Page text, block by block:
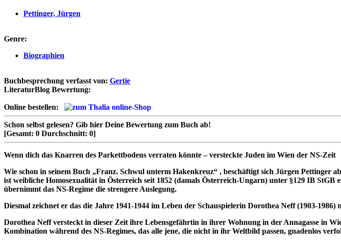
Pettinger, Jürgen
Genre:
Biographien
Buchbesprechung verfasst von: Gertie
LiteraturBlog Bewertung:
Online bestellen:
Schon selbst gelesen? Gib hier Deine Bewertung zum Buch ab!
[Gesamt: 0 Durchschnitt: 0]
Wenn dich das Knarren des Parkettbodens verraten könnte – versteckte Juden im Wien der NS-Zeit
Wie schon in seinem Buch „Franz. Schwul unterm Hakenkreuz“ , beschäftigt sich Jürgen Pettinger
ist weibliche Homosexualität in Österreich seit 1852 (damals Österreich-Ungarn) unter §129 IB
übernimmt das NS-Regime die strengere Auslegung.
Diesmal zeichnet er das die Jahre 1941-1944 im Leben der Schauspielerin Dorothea Neff (1903-
Dorothea Neff versteckt in dieser Zeit ihre Lebensgefährtin in ihrer Wohnung in der Annagasse in
Kombination während des NS-Regimes, das alle jene, die nicht in ihr Weltbild passen, gnadenlos